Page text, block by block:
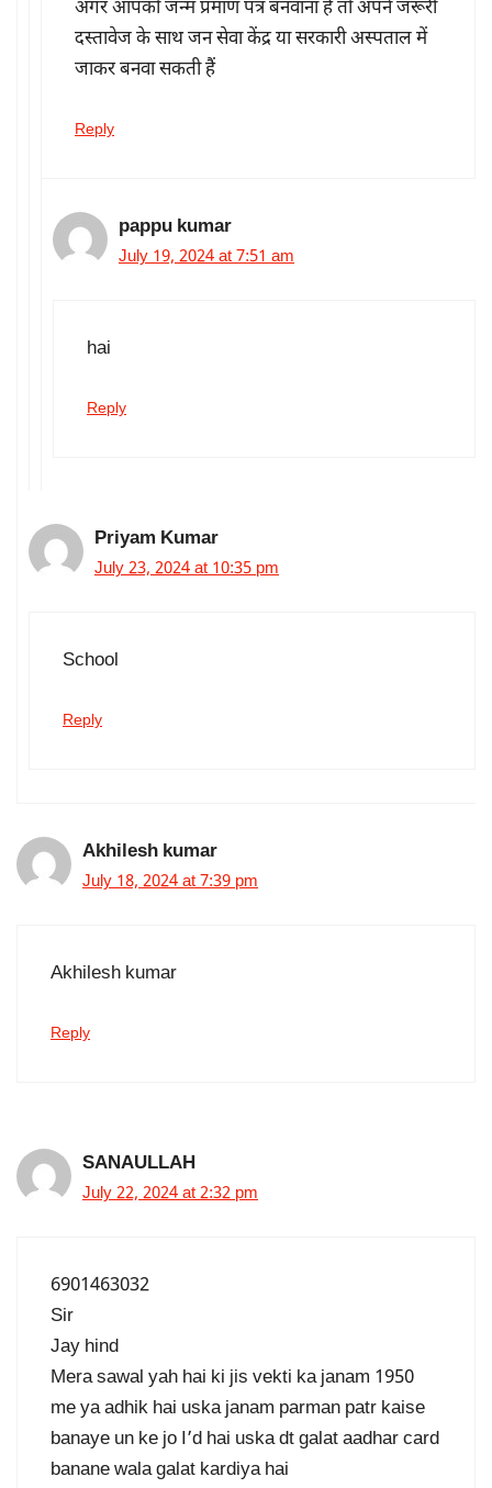
अगर आपको जन्म प्रमाण पत्र बनवाना है तो अपने जरूरी
दस्तावेज के साथ जन सेवा केंद्र या सरकारी अस्पताल में
जाकर बनवा सकती हैं
Reply
pappu kumar
July 19, 2024 at 7:51 am
hai
Reply
Priyam Kumar
July 23, 2024 at 10:35 pm
School
Reply
Akhilesh kumar
July 18, 2024 at 7:39 pm
Akhilesh kumar
Reply
SANAULLAH
July 22, 2024 at 2:32 pm
6901463032
Sir
Jay hind
Mera sawal yah hai ki jis vekti ka janam 1950
me ya adhik hai uska janam parman patr kaise
banaye un ke jo I’d hai uska dt galat aadhar card
banane wala galat kardiya hai